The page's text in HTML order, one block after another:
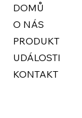
DOMŮ
O NÁS
PRODUKT
UDÁLOSTI
KONTAKT